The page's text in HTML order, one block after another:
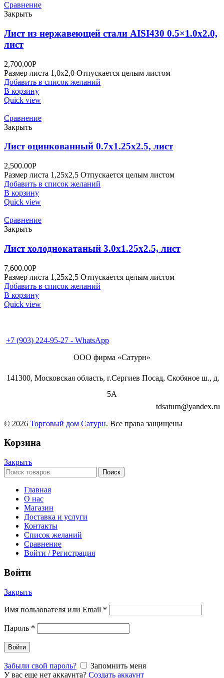
Сравнение
Закрыть
Лист из нержавеющей стали AISI430 0.5×1.0x2.0,
лист
2,700.00Р
Размер листа 1,0х2,0 Отпускается целым листом
Добавить в список желаний
В корзину
Quick view
Сравнение
Закрыть
Лист оцинкованный 0.7х1.25х2.5, лист
2,500.00Р
Размер листа 1,25х2,5 Отпускается целым листом
Добавить в список желаний
В корзину
Quick view
Сравнение
Закрыть
Лист холоднокатаный 3.0х1.25х2.5, лист
7,600.00Р
Размер листа 1,25х2,5 Отпускается целым листом
Добавить в список желаний
В корзину
Quick view
+7 (903) 224-95-27 - WhatsApp
ООО фирма «Сатурн»
141300, Московская область, г.Сергиев Посад, Скобяное ш., д.
5А
tdsaturn@yandex.ru
© 2026 Торговый дом Сатурн. Все права защищены
Корзина
Закрыть
Поиск
Главная
О нас
Магазин
Доставка и услуги
Контакты
Список желаний
Сравнение
Войти / Регистрация
Войти
Закрыть
Имя пользователя или Email *
Пароль *
Войти
Забыли свой пароль?
Запомнить меня
У вас еще нет аккаунта? Создать аккаунт